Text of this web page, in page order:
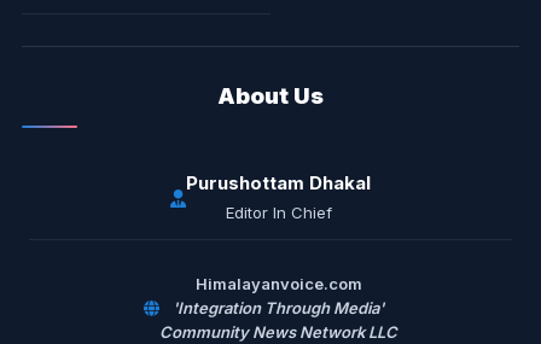
About Us
Purushottam Dhakal
Editor In Chief
Himalayanvoice.com
'Integration Through Media'
Community News Network LLC